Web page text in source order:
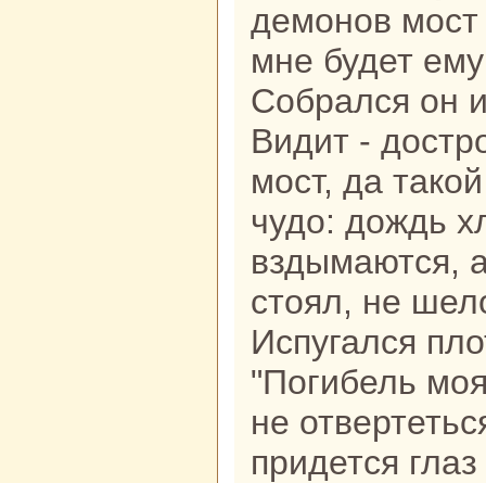
демонов
мне будет
Собpaлся он
Видит -
мост, да
чудо: дождь
вздымаются,
стоял, не
Испугался
"Погибель
не
придется